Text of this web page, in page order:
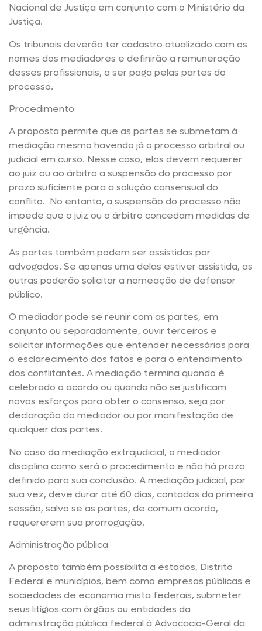
Nacional de Justiça em conjunto com o Ministério da
Justiça.
Os tribunais deverão ter cadastro atualizado com os
nomes dos mediadores e definirão a remuneração
desses profissionais, a ser paga pelas partes do
processo.
Procedimento
A proposta permite que as partes se submetam à
mediação mesmo havendo já o processo arbitral ou
judicial em curso. Nesse caso, elas devem requerer
ao juiz ou ao árbitro a suspensão do processo por
prazo suficiente para a solução consensual do
conflito. No entanto, a suspensão do processo não
impede que o juiz ou o árbitro concedam medidas de
urgência.
As partes também podem ser assistidas por
advogados. Se apenas uma delas estiver assistida, as
outras poderão solicitar a nomeação de defensor
público.
O mediador pode se reunir com as partes, em
conjunto ou separadamente, ouvir terceiros e
solicitar informações que entender necessárias para
o esclarecimento dos fatos e para o entendimento
dos conflitantes. A mediação termina quando é
celebrado o acordo ou quando não se justificam
novos esforços para obter o consenso, seja por
declaração do mediador ou por manifestação de
qualquer das partes.
No caso da mediação extrajudicial, o mediador
disciplina como será o procedimento e não há prazo
definido para sua conclusão. A mediação judicial, por
sua vez, deve durar até 60 dias, contados da primeira
sessão, salvo se as partes, de comum acordo,
requererem sua prorrogação.
Administração pública
A proposta também possibilita a estados, Distrito
Federal e municípios, bem como empresas públicas e
sociedades de economia mista federais, submeter
seus litígios com órgãos ou entidades da
administração pública federal à Advocacia-Geral da